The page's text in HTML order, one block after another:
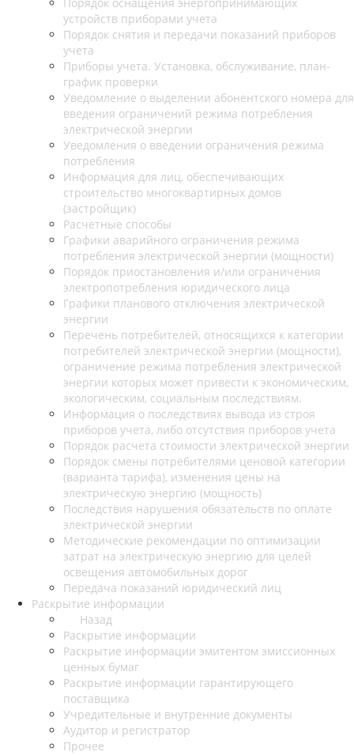
устройств приборами учета
Порядок снятия и передачи показаний приборов
учета
Приборы учета. Установка, обслуживание, план-
график проверки
Уведомление о выделении абонентского номера для
введения ограничений режима потребления
электрической энергии
Уведомления о введении ограничения режима
потребления
Информация для лиц, обеспечивающих
строительство многоквартирных домов
(застройщик)
Расчетные способы
Графики аварийного ограничения режима
потребления электрической энергии (мощности)
Порядок приостановления и/или ограничения
электропотребления юридического лица
Графики планового отключения электрической
энергии
Перечень потребителей, относящихся к категории
потребителей электрической энергии (мощности),
ограничение режима потребления электрической
энергии которых может привести к экономическим,
экологическим, социальным последствиям.
Информация о последствиях вывода из строя
приборов учета, либо отсутствия приборов учета
Порядок расчета стоимости электрической энергии
Порядок смены потребителями ценовой категории
(варианта тарифа), изменения цены на
электрическую энергию (мощность)
Последствия нарушения обязательств по оплате
электрической энергии
Методические рекомендации по оптимизации
затрат на электрическую энергию для целей
освещения автомобильных дорог
Передача показаний юридический лиц
Раскрытие информации
Назад
Раскрытие информации
Раскрытие информации эмитентом эмиссионных
ценных бумаг
Раскрытие информации гарантирующего
поставщика
Учредительные и внутренние документы
Аудитор и регистратор
Прочее